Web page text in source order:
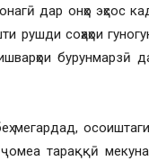
дар онҳо эҳсос
соҳаҳои
бурунмарзӣ
мегардад,
тараққӣ